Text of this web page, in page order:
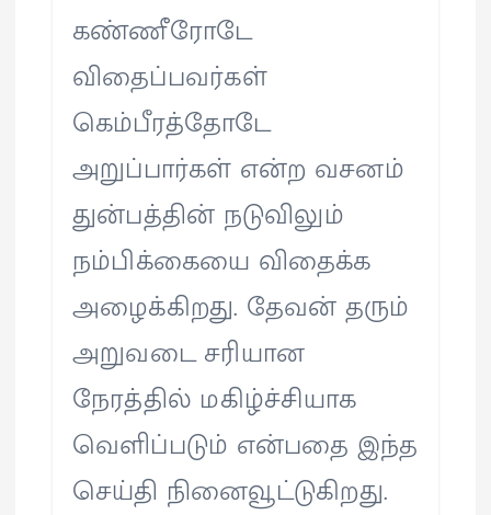
கண்ணீரோடே
விதைப்பவர்கள்
கெம்பீரத்தோடே
அறுப்பார்கள் என்ற வசனம்
துன்பத்தின் நடுவிலும்
நம்பிக்கையை விதைக்க
அழைக்கிறது. தேவன் தரும்
அறுவடை சரியான
நேரத்தில் மகிழ்ச்சியாக
வெளிப்படும் என்பதை இந்த
செய்தி நினைவூட்டுகிறது.